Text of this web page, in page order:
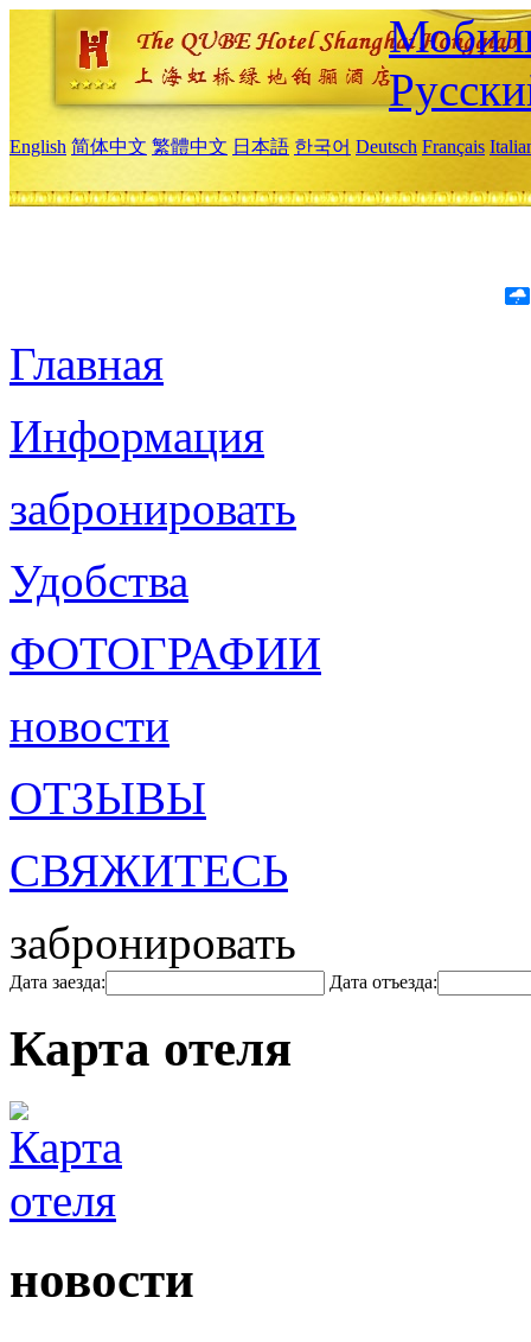
English 简体中文 繁體中文 日本語 한국어 Deutsch Français
Главная
Информация
забронировать
Удобства
ФОТОГРАФИИ
новости
ОТЗЫВЫ
СВЯЖИТЕСЬ
забронировать
Дата заезда: Дата отъезда:
Карта отеля
новости